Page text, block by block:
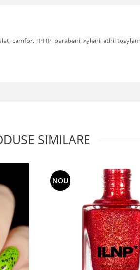
camfor, TPHP, parabeni, xyleni, ethil
SIMILARE
NOU